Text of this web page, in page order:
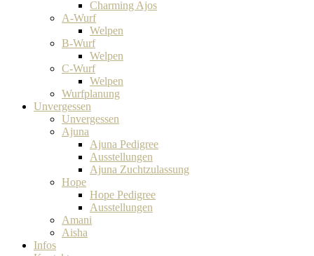
Charming Ajos
A-Wurf
Welpen
B-Wurf
Welpen
C-Wurf
Welpen
Wurfplanung
Unvergessen
Unvergessen
Ajuna
Ajuna Pedigree
Ausstellungen
Ajuna Zuchtzulassung
Hope
Hope Pedigree
Ausstellungen
Amani
Aisha
Infos